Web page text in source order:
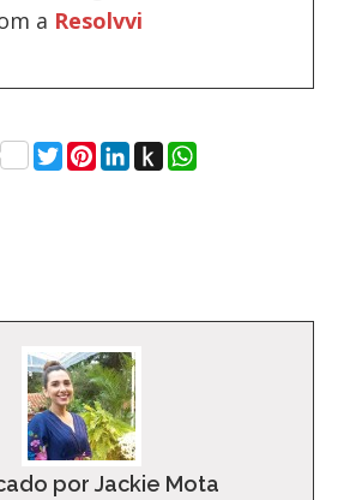
a Resolvvi
Twitter
Pinterest
LinkedIn
Push
to
WhatsApp
por Jackie Mota